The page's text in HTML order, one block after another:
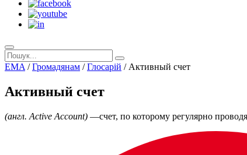
EMA /Громадянам /Глосарій / Активный счет
Активный счет
(англ. Active Account) —счет, по которому регулярно